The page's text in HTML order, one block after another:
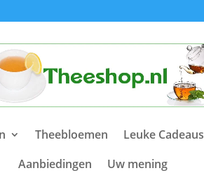
Theebloemen Leuke Cadeaus
Aanbiedingen
Uw mening
“aardbeien”